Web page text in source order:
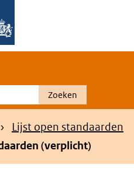
Zoeken
Lijst open standaarden
(verplicht)